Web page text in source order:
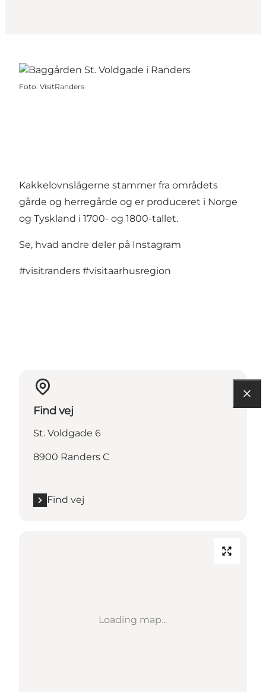
Foto: VisitRanders
Kakkelovnslågerne stammer fra områdets
gårde og herregårde og er produceret i Norge
og Tyskland i 1700- og 1800-tallet.
Se, hvad andre deler på Instagram
#visitranders #visitaarhusregion
Find vej
St. Voldgade 6
8900 Randers C
Find vej
Loading map...